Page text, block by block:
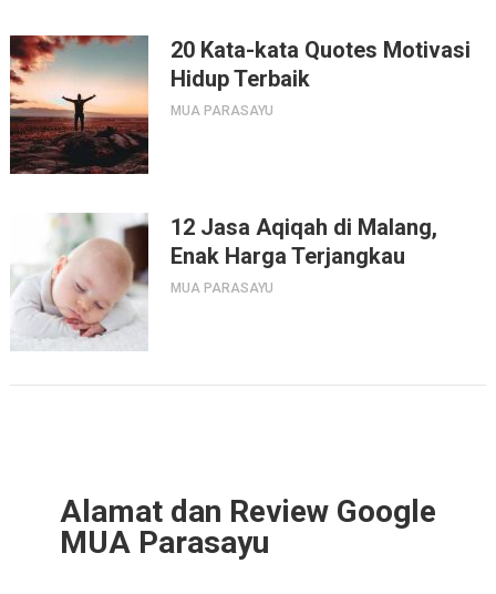
20 Kata-kata Quotes Motivasi
Hidup Terbaik
MUA PARASAYU
12 Jasa Aqiqah di Malang,
Enak Harga Terjangkau
MUA PARASAYU
Alamat dan Review Google
MUA Parasayu